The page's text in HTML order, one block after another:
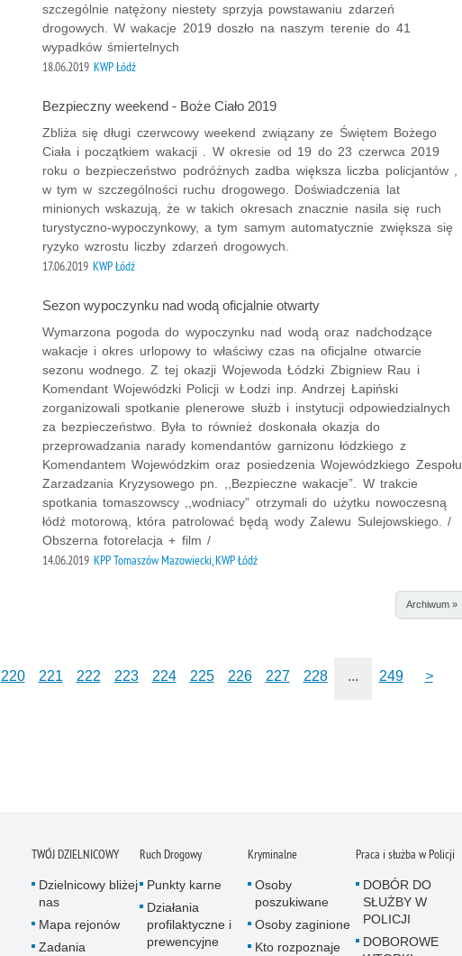
szczególnie natężony niestety sprzyja powstawaniu zdarzeń
drogowych. W wakacje 2019 doszło na naszym terenie do 41
wypadków śmiertelnych
18.06.2019 KWP Łódź
Bezpieczny weekend - Boże Ciało 2019
Zbliża się długi czerwcowy weekend związany ze Świętem Bożego
Ciała i początkiem wakacji . W okresie od 19 do 23 czerwca 2019
roku o bezpieczeństwo podróżnych zadba większa liczba policjantów ,
w tym w szczególności ruchu drogowego. Doświadczenia lat
minionych wskazują, że w takich okresach znacznie nasila się ruch
turystyczno-wypoczynkowy, a tym samym automatycznie zwiększa się
ryzyko wzrostu liczby zdarzeń drogowych.
17.06.2019 KWP Łódź
Sezon wypoczynku nad wodą oficjalnie otwarty
Wymarzona pogoda do wypoczynku nad wodą oraz nadchodzące
wakacje i okres urlopowy to właściwy czas na oficjalne otwarcie
sezonu wodnego. Z tej okazji Wojewoda Łódzki Zbigniew Rau i
Komendant Wojewódzki Policji w Łodzi inp. Andrzej Łapiński
zorganizowali spotkanie plenerowe służb i instytucji odpowiedzialnych
za bezpieczeństwo. Była to również doskonała okazja do
przeprowadzania narady komendantów garnizonu łódzkiego z
Komendantem Wojewódzkim oraz posiedzenia Wojewódzkiego Zespołu
Zarzadzania Kryzysowego pn. ,,Bezpieczne wakacje”. W trakcie
spotkania tomaszowscy ,,wodniacy” otrzymali do użytku nowoczesną
łódź motorową, która patrolować będą wody Zalewu Sulejowskiego. /
Obszerna fotorelacja + film /
14.06.2019 KPP Tomaszów Mazowiecki, KWP Łódź
Archiwum »
220 221 222 223 224 225 226 227 228 ... 249 >
TWÓJ DZIELNICOWY
Dzielnicowy bliżej
nas
Mapa rejonów
Zadania
Ruch Drogowy
Punkty karne
Działania
profilaktyczne i
prewencyjne
Kryminalne
Osoby
poszukiwane
Osoby zaginione
Kto rozpoznaje
Praca i służba w Policji
DOBÓR DO
SŁUŻBY W
POLICJI
DOBOROWE